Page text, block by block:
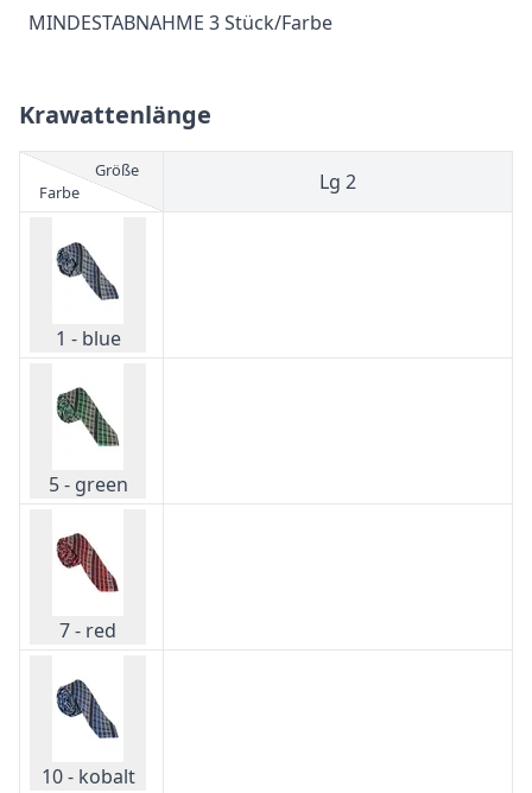
MINDESTABNAHME 3 Stück/Farbe
Krawattenlänge
Größe
Farbe
Lg 2
1 - blue
5 - green
7 - red
10 - kobalt